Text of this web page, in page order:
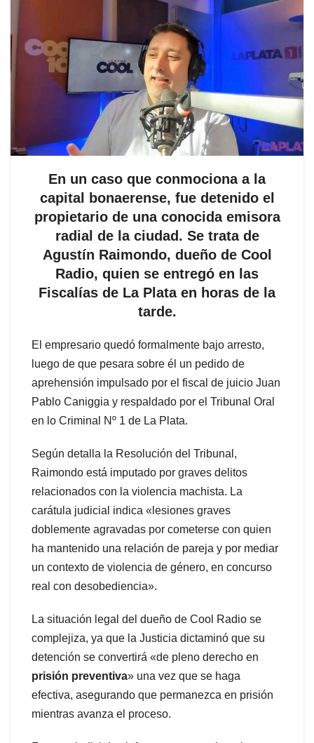
En un caso que conmociona a la
capital bonaerense, fue detenido el
propietario de una conocida emisora
radial de la ciudad. Se trata de
Agustín Raimondo, dueño de Cool
Radio, quien se entregó en las
Fiscalías de La Plata en horas de la
tarde.
El empresario quedó formalmente bajo arresto,
luego de que pesara sobre él un pedido de
aprehensión impulsado por el fiscal de juicio Juan
Pablo Caniggia y respaldado por el Tribunal Oral
en lo Criminal Nº 1 de La Plata.
Según detalla la Resolución del Tribunal,
Raimondo está imputado por graves delitos
relacionados con la violencia machista. La
carátula judicial indica «lesiones graves
doblemente agravadas por cometerse con quien
ha mantenido una relación de pareja y por mediar
un contexto de violencia de género, en concurso
real con desobediencia».
La situación legal del dueño de Cool Radio se
complejiza, ya que la Justicia dictaminó que su
detención se convertirá «de pleno derecho en
prisión preventiva» una vez que se haga
efectiva, asegurando que permanezca en prisión
mientras avanza el proceso.